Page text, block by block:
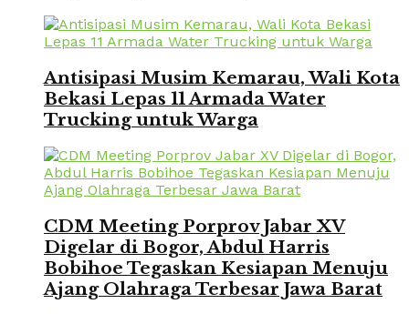
Antisipasi Musim Kemarau, Wali Kota
Bekasi Lepas 11 Armada Water
Trucking untuk Warga
CDM Meeting Porprov Jabar XV
Digelar di Bogor, Abdul Harris
Bobihoe Tegaskan Kesiapan Menuju
Ajang Olahraga Terbesar Jawa Barat